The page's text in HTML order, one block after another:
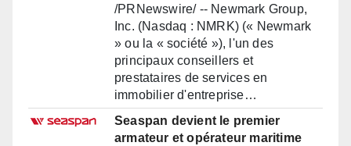
/PRNewswire/ -- Newmark Group,
Inc. (Nasdaq : NMRK) (« Newmark
» ou la « société »), l'un des
principaux conseillers et
prestataires de services en
immobilier d'entreprise…
Seaspan devient le premier
armateur et opérateur maritime